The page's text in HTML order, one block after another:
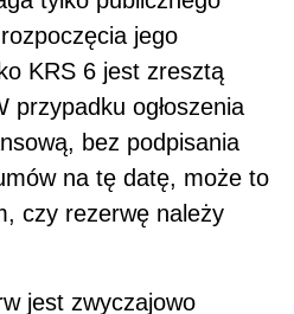
jego
KRS 6 jest zresztą
przypadku ogłoszenia
bez podpisania
na tę datę, może to
czy rezerwę należy
jest zwyczajowo